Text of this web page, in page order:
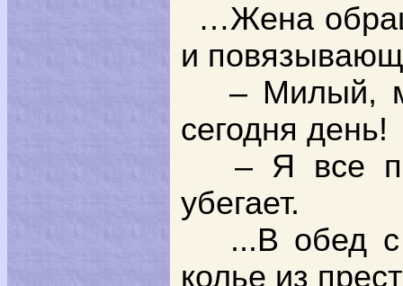
…Жена
и
– Милый,
сегодня день!
– Я все
убегает.
...В обед с
колье из